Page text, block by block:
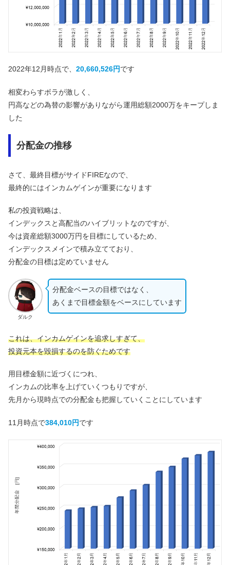
2022年12月時点で、 20,660,526円です
相変わらすボラが激しく、
円高などの為替の影響がありながら運用総額2000万をキープしま
した
分配金の推移
さて、最終目標がサイドFIREなので、
最終的にはインカムゲインが重要になります
私の投資戦略は、
インデックスと高配当のハイブリットなのですが、
今は資産総額3000万円を目標にしているため、
インデックスメインで積み立てており、
分配金の目標は定めていません
ダルク
分配金ベースの目標ではなく、
あくまで目標金額をベースにしています
これは、インカムゲインを追求しすぎて、
投資元本を毀損するのを防ぐためです
用目標金額に近づくにつれ、
インカムの比率を上げていくつもりですが、
先月から現時点での分配金も把握していくことにしています
11月時点で384,010円です